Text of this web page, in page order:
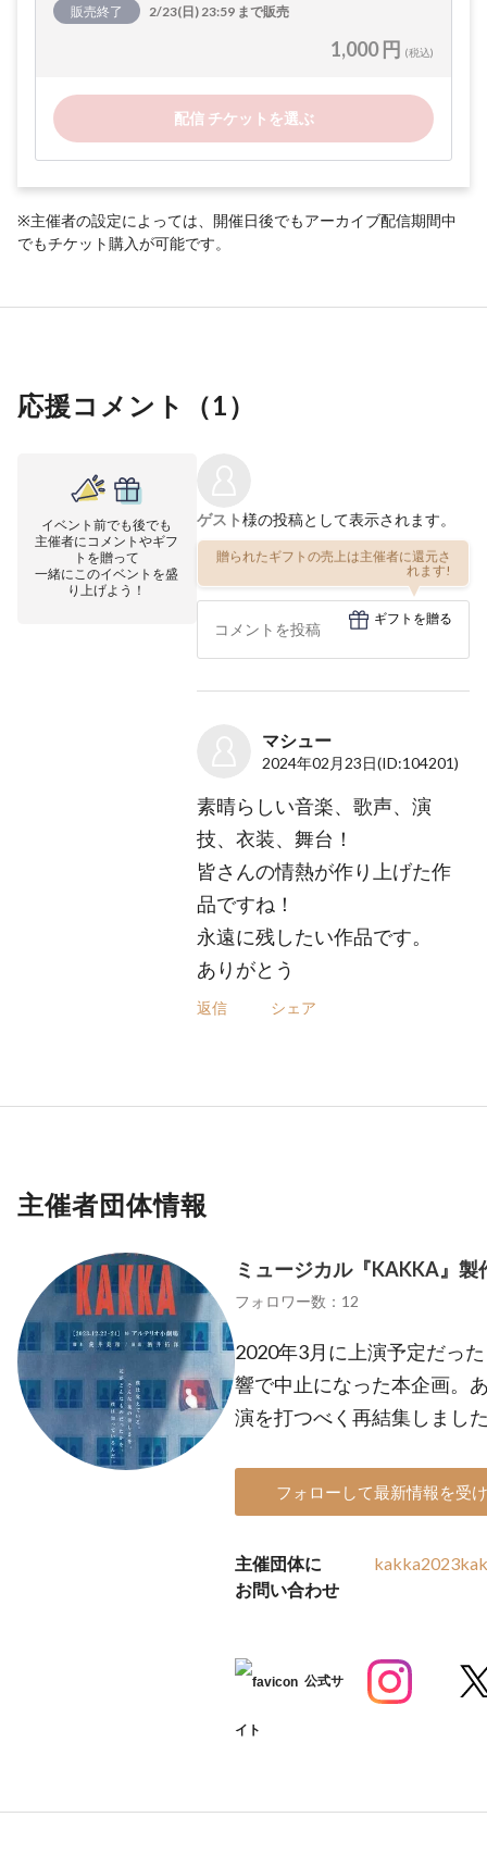
販売終了 2/23(日) 23:59 まで販売
1,000 円 (税込)
配信 チケットを選ぶ
※主催者の設定によっては、開催日後でもアーカイブ配信期間中
でもチケット購入が可能です。
応援コメント（1）
イベント前でも後でも
主催者にコメントやギフ
トを贈って
一緒にこのイベントを盛
り上げよう！
ゲスト様の投稿として表示されます。
贈られたギフトの売上は主催者に還元さ
れます!
ギフトを贈る
マシュー
2024年02月23日(ID:104201)
素晴らしい音楽、歌声、演
技、衣装、舞台！
皆さんの情熱が作り上げた作
品ですね！
永遠に残したい作品です。
ありがとう
返信 シェア
主催者団体情報
ミュージカル『KAKKA』製
フォロワー数：12
2020年3月に上演予定だっ
響で中止になった本企画。
演を打つべく再結集しまし
フォローして最新情報を受
主催団体に
お問い合わせ
公式サ
イト